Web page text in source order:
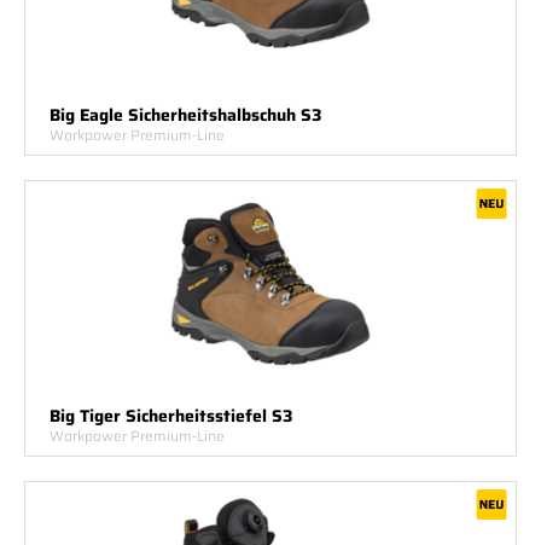
Big Eagle Sicherheitshalbschuh S3
Workpower Premium-Line
Big Tiger Sicherheitsstiefel S3
Workpower Premium-Line